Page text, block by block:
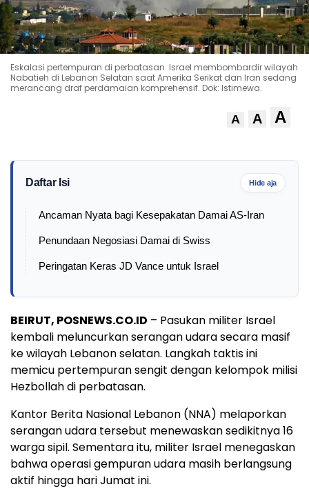
Eskalasi pertempuran di perbatasan. Israel membombardir wilayah
Nabatieh di Lebanon Selatan saat Amerika Serikat dan Iran sedang
merancang draf perdamaian komprehensif. Dok: Istimewa.
A A A
Daftar Isi Hide aja
Ancaman Nyata bagi Kesepakatan Damai AS-Iran
Penundaan Negosiasi Damai di Swiss
Peringatan Keras JD Vance untuk Israel
BEIRUT, POSNEWS.CO.ID – Pasukan militer Israel
kembali meluncurkan serangan udara secara masif
ke wilayah Lebanon selatan. Langkah taktis ini
memicu pertempuran sengit dengan kelompok milisi
Hezbollah di perbatasan.
Kantor Berita Nasional Lebanon (NNA) melaporkan
serangan udara tersebut menewaskan sedikitnya 16
warga sipil. Sementara itu, militer Israel menegaskan
bahwa operasi gempuran udara masih berlangsung
aktif hingga hari Jumat ini.